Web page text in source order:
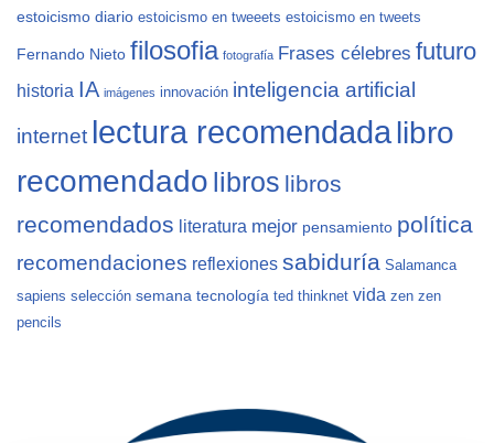
estoicismo diario estoicismo en tweeets estoicismo en tweets
Fernando Nieto filosofia fotografía Frases célebres futuro
historia IA imágenes innovación inteligencia artificial
internet lectura recomendadalibro
recomendado libros libros
recomendados literatura mejor pensamiento política
recomendaciones reflexiones sabiduría Salamanca
sapiens selección semana tecnología ted thinknet vida zen zen
pencils